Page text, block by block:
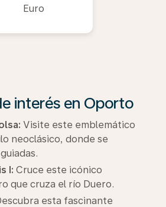
Euro
interés en Oporto
Visite este emblemático
neoclásico, donde se
I: Cruce este icónico
que cruza el río Duero.
esta fascinante